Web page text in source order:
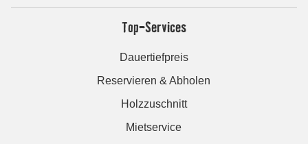
Top-Services
Dauertiefpreis
Reservieren & Abholen
Holzzuschnitt
Mietservice